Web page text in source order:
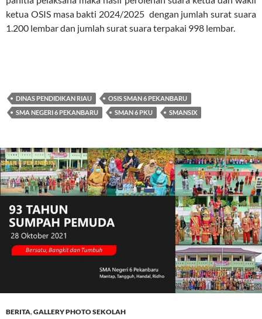
ketua OSIS masa bakti 2024/2025 dengan jumlah surat suara
1.200 lembar dan jumlah surat suara terpakai 998 lembar.
DINAS PENDIDIKAN RIAU
OSIS SMAN 6 PEKANBARU
SMA NEGERI 6 PEKANBARU
SMAN 6 PKU SMANSIX
BERITA,GALLERY PHOTO SEKOLAH